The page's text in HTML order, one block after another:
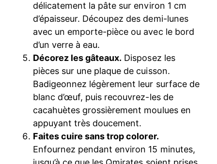
délicatement la pâte sur environ 1 cm
d’épaisseur. Découpez des demi-lunes
avec un emporte-pièce ou avec le bord
d’un verre à eau.
Décorez les gâteaux. Disposez les
pièces sur une plaque de cuisson.
Badigeonnez légèrement leur surface de
blanc d’œuf, puis recouvrez-les de
cacahuètes grossièrement moulues en
appuyant très doucement.
Faites cuire sans trop colorer.
Enfournez pendant environ 15 minutes,